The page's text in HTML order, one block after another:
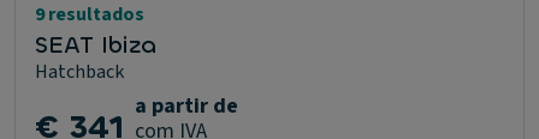
9 resultados
SEAT Ibiza
Hatchback
€ 341 a partir de
com IVA